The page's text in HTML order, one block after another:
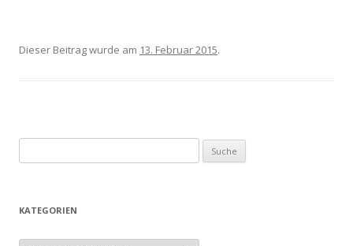
Dieser Beitrag wurde am 13. Februar 2015.
KATEGORIEN